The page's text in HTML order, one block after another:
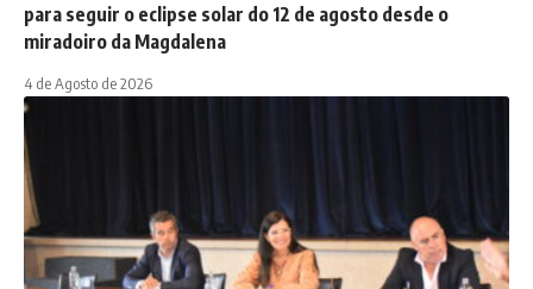
para seguir o eclipse solar do 12 de agosto desde o
miradoiro da Magdalena
4 de Agosto de 2026